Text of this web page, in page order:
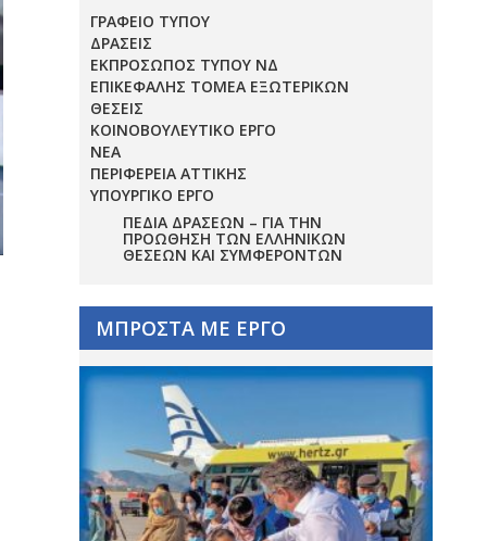
ΓΡΑΦΕΙΟ ΤΥΠΟΥ
ΔΡΑΣΕΙΣ
ΕΚΠΡΟΣΩΠΟΣ ΤΥΠΟΥ ΝΔ
ΕΠΙΚΕΦΑΛΗΣ ΤΟΜΕΑ ΕΞΩΤΕΡΙΚΩΝ
ΘΕΣΕΙΣ
ΚΟΙΝΟΒΟΥΛΕΥΤΙΚΟ ΕΡΓΟ
ΝΕΑ
ΠΕΡΙΦΕΡΕΙΑ ΑΤΤΙΚΗΣ
ΥΠΟΥΡΓΙΚΟ ΕΡΓΟ
ΠΕΔΊΑ ΔΡΆΣΕΩΝ – ΓΙΑ ΤΗΝ
ΠΡΟΏΘΗΣΗ ΤΩΝ ΕΛΛΗΝΙΚΏΝ
ΘΈΣΕΩΝ ΚΑΙ ΣΥΜΦΕΡΌΝΤΩΝ
ΜΠΡΟΣΤΑ ΜΕ ΕΡΓΟ